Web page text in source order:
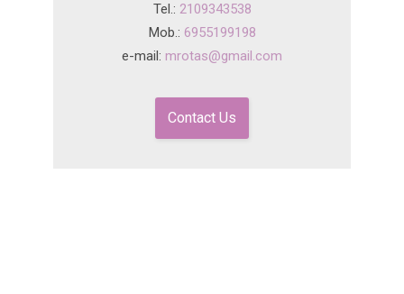
Tel.: 2109343538
Mob.: 6955199198
e-mail: mrotas@gmail.com
Contact Us